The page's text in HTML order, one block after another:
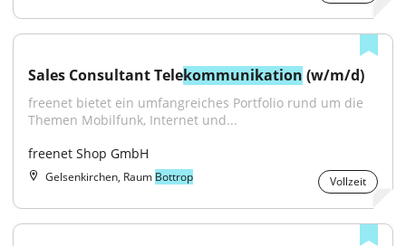
Sales Consultant Telekommunikation (w/m/d)
freenet bietet ein umfangreiches Portfolio rund um die
Themen Mobilfunk, Internet und...
freenet Shop GmbH
Gelsenkirchen, Raum Bottrop Vollzeit